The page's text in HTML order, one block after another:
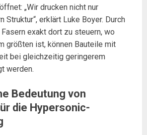
„Wir drucken nicht nur
Struktur“, erklärt Luke Boyer. Durch
exakt dort zu steuern, wo
größten ist, können Bauteile mit
bei gleichzeitig geringerem
werden.
Bedeutung von
die Hypersonic-